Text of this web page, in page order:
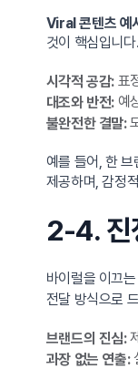
Viral 콘텐츠 예
것이 핵심입니다.
시각적 공감:표
대조와 반전:예
불완전한 결말:
예를 들어, 한
제공하며, 감정
2-4. 진
바이럴을 이끄
전달 방식으로
브랜드의 진심:
과장 없는 연출: